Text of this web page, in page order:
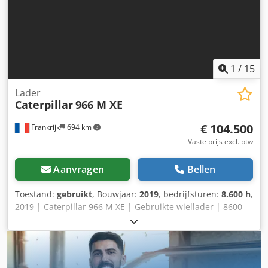
1 / 15
Frankrijk 694 km
Lader
Caterpillar966 M XE
€ 104.500
Vaste prijs excl. btw
Aanvragen Bellen
Toestand: gebruikt, Bouwjaar: 2019, bedrijfsturen: 8.600 h,
2019 | Caterpillar 966 M XE | Gebruikte wiellader | 8600
uur 📍Locatie: Frankrijk 🚛 Levering mogelijk naar uw
bestemming – Gebruik onze verzendkosten-calculator om
transportkosten te berekenen! Dcjdeyywnlepfx Aptsk 💰 Nu
kopen voor EUR 104.500 of doe een bod. Betaling bij